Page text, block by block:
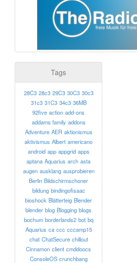
Tags
28C3 28c3 29C3 30C3 30c3
31c3 31C3 34c3 36MB
92five action add-ons
addams family addons
Adventure AER aktionismus
aktivismus Albert americano
android app appgrid apps
aptana Aquarius arch asta
augen ausklang ausprobieren
Berlin Bildschirmschoner
bildung bindingofisaac
bioshock Blätterteig Blender
blender blog Blogging blogs
bochum borderlands2 bot bq
Aquarius ca ccc cccamp15
chat ChatSecure chillout
Cinnamon client cmddoocs
ConsoleOS crunchbang